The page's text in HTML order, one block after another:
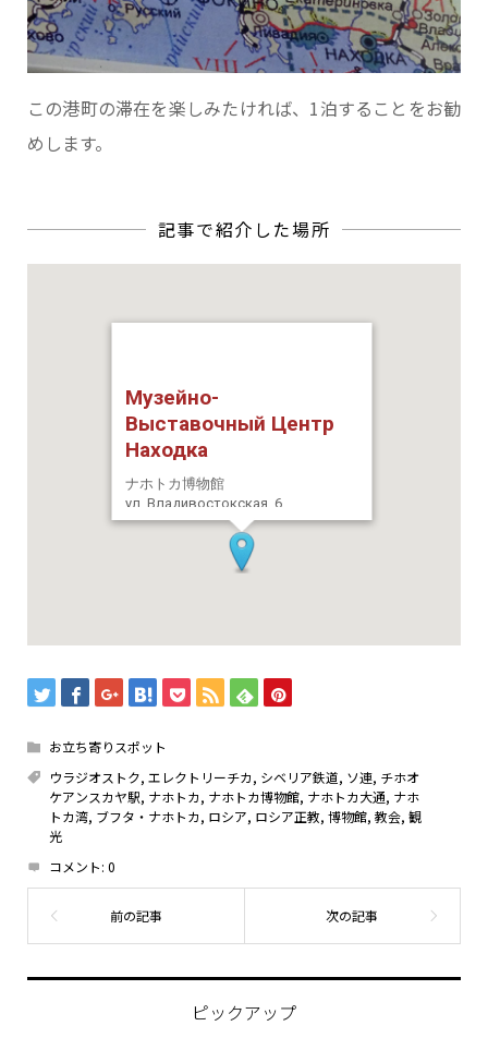
この港町の滞在を楽しみたければ、1泊することをお勧
めします。
Музейно-
Выставочный Центр
Находка
ナホトカ博物館
ул. Владивостокская, 6
http://museum-nakhodka.ru/
お立ち寄りスポット
ウラジオストク, エレクトリーチカ, シベリア鉄道, ソ連, チホオ
ケアンスカヤ駅, ナホトカ, ナホトカ博物館, ナホトカ大通, ナホ
トカ湾, ブフタ・ナホトカ, ロシア, ロシア正教, 博物館, 教会, 観
光
コメント: 0
ピックアップ